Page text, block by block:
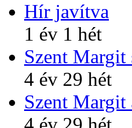
Hír javítva
1 év 1 hét
Szent
4 év 29 hét
Szent